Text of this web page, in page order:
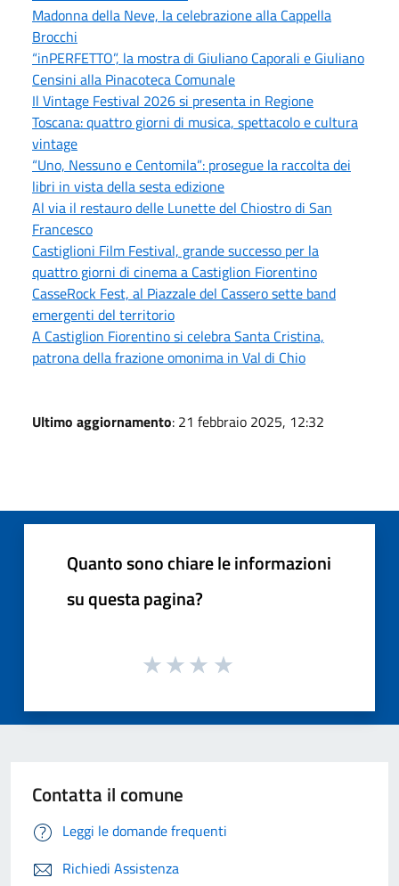
Madonna della Neve, la celebrazione alla Cappella
Brocchi
“inPERFETTO”, la mostra di Giuliano Caporali e Giuliano
Censini alla Pinacoteca Comunale
Il Vintage Festival 2026 si presenta in Regione
Toscana: quattro giorni di musica, spettacolo e cultura
vintage
“Uno, Nessuno e Centomila”: prosegue la raccolta dei
libri in vista della sesta edizione
Al via il restauro delle Lunette del Chiostro di San
Francesco
Castiglioni Film Festival, grande successo per la
quattro giorni di cinema a Castiglion Fiorentino
CasseRock Fest, al Piazzale del Cassero sette band
emergenti del territorio
A Castiglion Fiorentino si celebra Santa Cristina,
patrona della frazione omonima in Val di Chio
Ultimo aggiornamento: 21 febbraio 2025, 12:32
Quanto sono chiare le informazioni
su questa pagina?
Contatta il comune
Leggi le domande frequenti
Richiedi Assistenza